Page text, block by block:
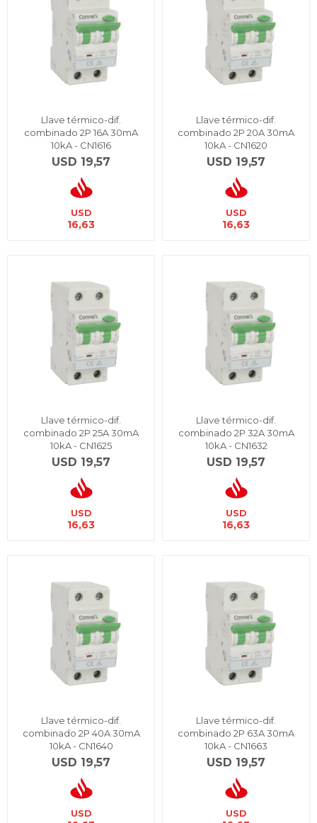
Llave térmico-dif.
combinado 2P 16A 30mA
10kA - CN1616
USD 19,57
USD
16,63
Llave térmico-dif.
combinado 2P 20A 30mA
10kA - CN1620
USD 19,57
USD
16,63
Llave térmico-dif.
combinado 2P 25A 30mA
10kA - CN1625
USD 19,57
USD
16,63
Llave térmico-dif.
combinado 2P 32A 30mA
10kA - CN1632
USD 19,57
USD
16,63
Llave térmico-dif.
combinado 2P 40A 30mA
10kA - CN1640
USD 19,57
USD
Llave térmico-dif.
combinado 2P 63A 30mA
10kA - CN1663
USD 19,57
USD